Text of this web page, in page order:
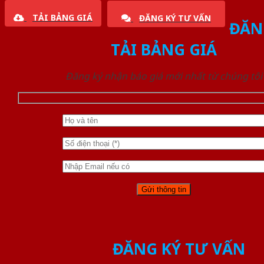
TẢI BẢNG GIÁ ĐĂNG KÝ TƯ VẤN
TẢI BẢNG GIÁ
Đăng ký nhận báo giá mới nhất từ chúng tôi
ĐĂNG KÝ TƯ VẤN